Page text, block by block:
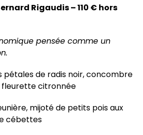
Rigaudis – 110 € hors
pensée comme un
pétales de radis noir, concombre
citronnée
mijoté de petits pois aux
cébettes